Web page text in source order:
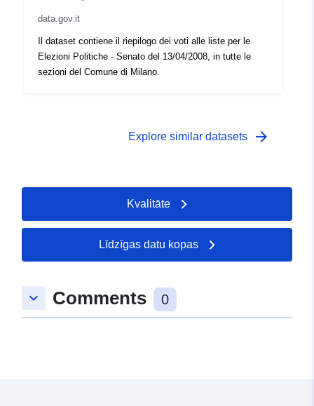
data.gov.it
Il dataset contiene il riepilogo dei voti alle liste per le
Elezioni Politiche - Senato del 13/04/2008, in tutte le
sezioni del Comune di Milano.
Explore similar datasets arrow_forward
Kvalitāte
Līdzīgas datu kopas
keyboard_arrow_down Comments 0